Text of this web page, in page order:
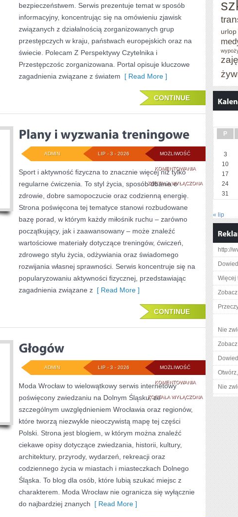
bezpieczeństwem. Serwis prezentuje temat w sposób
informacyjny, koncentrując się na omówieniu zjawisk
związanych z działalnością zorganizowanych grup
przestępczych w kraju, państwach europejskich oraz na
świecie. Polecam Z Perspektywy Czytelnika i
Przestępczośc zorganizowana. Portal opisuje kluczowe
zagadnienia związane z światem [ Read More ]
CONTINUE
MOŻLIWOŚĆ
KOMENTOWANIAPLANY
I
WYZWANIA
TRENINGOWE
ZOSTAŁA WYŁĄCZONA
LIP - 3 - 2026
ADMIN
Sport i aktywność fizyczna to znacznie więcej niż tylko
regularne ćwiczenia. To styl życia, sposób dbania o
zdrowie, dobre samopoczucie oraz codzienną energię.
Strona poświęcona tej tematyce stanowi rozbudowane
bazę porad, w którym każdy miłośnik ruchu – zarówno
początkujący, jak i zaawansowany – może znaleźć
wartościowe materiały dotyczące treningów, ćwiczeń,
zdrowego stylu życia, odżywiania oraz świadomego
rozwijania własnej sprawności. Serwis koncentruje się na
popularyzowaniu aktywności fizycznej, przedstawiając
zagadnienia związane z [ Read More ]
CONTINUE
MOŻLIWOŚĆ
KOMENTOWANIAGŁOGÓW
ZOSTAŁA WYŁĄCZONA
LIP - 3 - 2026
ADMIN
Moda Wrocław to wielowątkowy serwis internetowy
poświęcony zwiedzaniu na Dolnym Śląsku, ze
szczególnym uwzględnieniem Wrocławia oraz regionów,
które tworzą niezwykle nieoczywistą mapę tej części
Polski. Strona jest blogiem, w którym można znaleźć
ciekawe opisy dotyczące zwiedzania, historii, kultury,
architektury, przyrody, wydarzeń, rekreacji oraz
codziennego życia w miastach i miasteczkach Dolnego
Śląska. To blog dla osób, które lubią szukać miejsc z
charakterem. Moda Wrocław nie ogranicza się wyłącznie
do najbardziej znanych [ Read More ]
urlop
P
3
10
17
24
31
« lip
http://
Więcej
Nie
Nie